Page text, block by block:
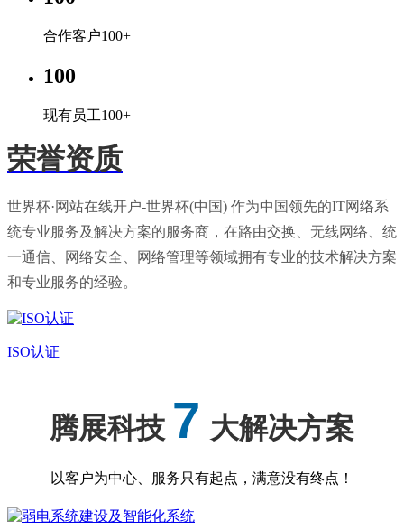
合作客户100+
100
现有员工100+
荣誉资质
世界杯·网站在线开户-世界杯(中国) 作为中国领先的IT网络系
统专业服务及解决方案的服务商，在路由交换、无线网络、统
一通信、网络安全、网络管理等领域拥有专业的技术解决方案
和专业服务的经验。
ISO认证
腾展科技 7 大解决方案
以客户为中心、服务只有起点，满意没有终点！